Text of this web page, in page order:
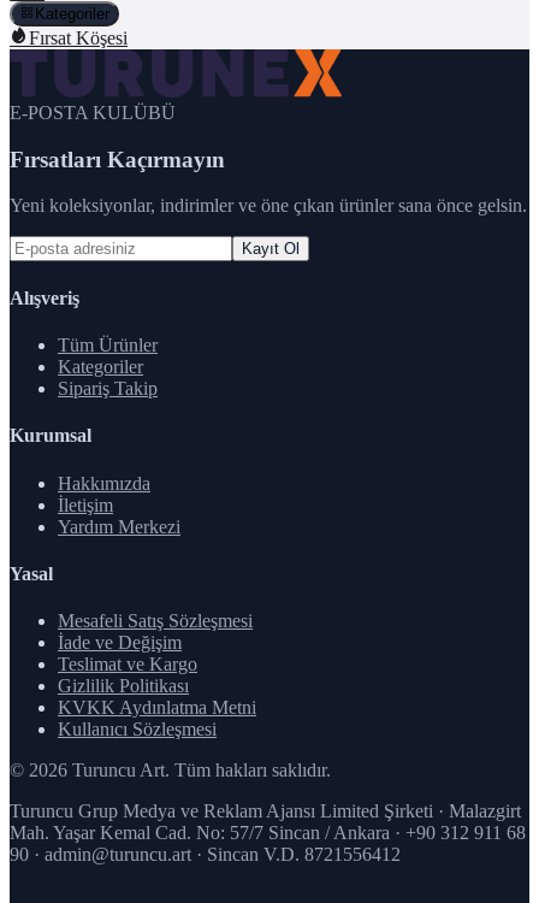
Kategoriler
Fırsat Köşesi
E-POSTA KULÜBÜ
Fırsatları Kaçırmayın
Yeni koleksiyonlar, indirimler ve öne çıkan ürünler sana önce gelsin.
Kayıt Ol
Alışveriş
Tüm Ürünler
Kategoriler
Sipariş Takip
Kurumsal
Hakkımızda
İletişim
Yardım Merkezi
Yasal
Mesafeli Satış Sözleşmesi
İade ve Değişim
Teslimat ve Kargo
Gizlilik Politikası
KVKK Aydınlatma Metni
Kullanıcı Sözleşmesi
© 2026 Turuncu Art. Tüm hakları saklıdır.
Turuncu Grup Medya ve Reklam Ajansı Limited Şirketi · Malazgirt
Mah. Yaşar Kemal Cad. No: 57/7 Sincan / Ankara · +90 312 911 68
90 · admin@turuncu.art · Sincan V.D. 8721556412